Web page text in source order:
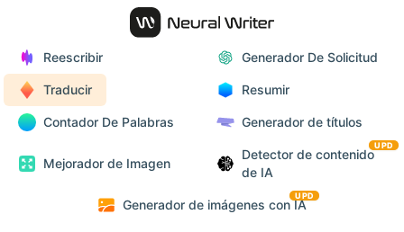
Reescribir Generador De Solicitud
Traducir Resumir
Contador De Palabras Generador de títulos
Mejorador de Imagen
Detector de contenido
de IA
UPD
Generador de imágenes con IA
UPD